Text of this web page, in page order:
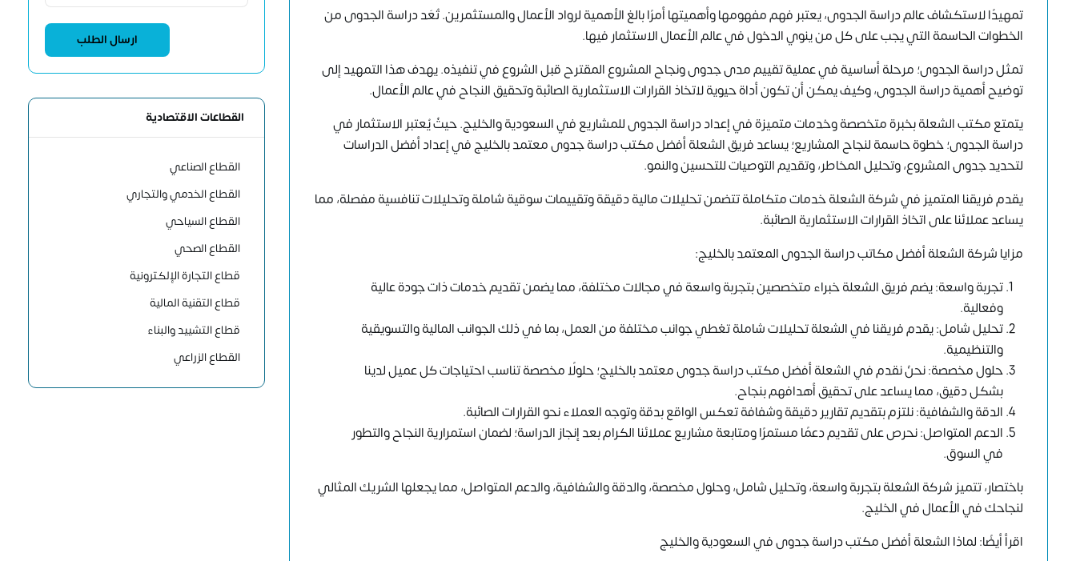
تمهيدًا لاستكشاف عالم دراسة الجدوى، يعتبر فهم مفهومها وأهميتها أمرًا بالغ الأهمية لرواد الأعمال والمستثمرين. تُعَد دراسة الجدوى من
الخطوات الحاسمة التي يجب على كل من ينوي الدخول في عالم الأعمال الاستثمار فيها.
تمثل دراسة الجدوى؛ مرحلة أساسية في عملية تقييم مدى جدوى ونجاح المشروع المقترح قبل الشروع في تنفيذه. يهدف هذا التمهيد إلى
توضيح أهمية دراسة الجدوى، وكيف يمكن أن تكون أداة حيوية لاتخاذ القرارات الاستثمارية الصائبة وتحقيق النجاح في عالم الأعمال.
يتمتع مكتب الشعلة بخبرة متخصصة وخدمات متميزة فيإعداد دراسة الجدوىللمشاريع في السعودية والخليج. حيثُ يُعتبر الاستثمار في
دراسة الجدوى؛ خطوة حاسمة لنجاح المشاريع؛ يساعد فريق الشعلة أفضل مكتب دراسة جدوى معتمد بالخليج في إعداد أفضل الدراسات
لتحديد جدوى المشروع، وتحليل المخاطر، وتقديم التوصيات للتحسين والنمو.
يقدم فريقنا المتميز في شركة الشعلة خدمات متكاملة تتضمن تحليلات مالية دقيقة وتقييمات سوقية شاملة وتحليلات تنافسية مفصلة، مما
يساعد عملائنا على اتخاذ القرارات الاستثمارية الصائبة.
مزايا شركة الشعلة أفضل مكاتب دراسة الجدوى المعتمد بالخليج:
تجربة واسعة: يضم فريق الشعلة خبراء متخصصين بتجربة واسعة في مجالات مختلفة، مما يضمن تقديم خدمات ذات جودة عالية
وفعالية.
تحليل شامل: يقدم فريقنا في الشعلة تحليلات شاملة تغطي جوانب مختلفة من العمل، بما في ذلك الجوانب المالية والتسويقية
والتنظيمية.
حلول مخصصة: نحنُ نقدم في الشعلة أفضل مكتب دراسة جدوى معتمد بالخليج؛ حلولًا مخصصة تناسب احتياجات كل عميل لدينا
بشكل دقيق، مما يساعد على تحقيق أهدافهم بنجاح.
الدقة والشفافية: نلتزم بتقديم تقارير دقيقة وشفافة تعكس الواقع بدقة وتوجه العملاء نحو القرارات الصائبة.
الدعم المتواصل: نحرص على تقديم دعمًا مستمرًا ومتابعة مشاريع عملائنا الكرام بعد إنجاز الدراسة؛ لضمان استمرارية النجاح والتطور
في السوق.
باختصار، تتميز شركة الشعلة بتجربة واسعة، وتحليل شامل، وحلول مخصصة، والدقة والشفافية، والدعم المتواصل، مما يجعلها الشريك المثالي
لنجاحك في الأعمال في الخليج.
اقرأ أيضًا: لماذا الشعلة أفضل مكتب دراسة جدوى في السعودية والخليج
القطاعات الاقتصادية
القطاع الصناعي
القطاع الخدمي والتجاري
القطاع السياحي
القطاع الصحي
قطاع التجارة الإلكترونية
قطاع التقنية المالية
قطاع التشييد والبناء
القطاع الزراعي